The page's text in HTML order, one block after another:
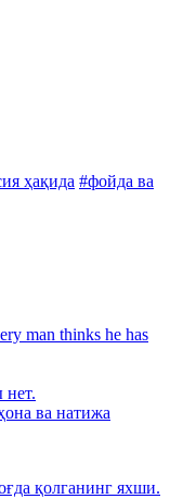
ҳақида #фойда ва
man thinks he has
ва натижа
қолганинг яхши.